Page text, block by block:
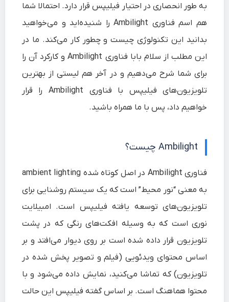
به طور انحصاری در احتیار فیلیپس قرار دارد. احتمالا شما
هم اسم فناوری Ambilight را شنیده‌اید و می‌خواهید
بدانید این تکنولوژی چیست و چطور کار می‌کند. ما در
این مطلب از سلام‌ بابا فناوری Ambilight و کارکرد آن را
برای شما شرح می‌دهیم و در آخر هم لیستی از بهترین
تلویزیون‌های فیلیپس با فناوری Ambilight را قرار
خواهیم داد، پس با ما همراه باشید.
Ambilight چیست؟
فناوری Ambilight در اصل کوتاه شده
ambient lighting
به معنی “نور محیط” است که یک سیستم روشنایی برای
تلویزیون‌های توسعه یافته فیلیپس است. امبیلایت
نوری است که به وسیله افکت‌های رنگی که در پشت
تلویزیون قرار داده شده است بر روی دیوار می‌افتد و بر
اساس محتوای ویدئویی (فیلم و تصویر پخش شده در
تلویزیون) که تماشا می‌کنید، نمایش داده می‌شود و با
محتوا هماهنگ است. بر اساس گفته فیلیپس این حالت